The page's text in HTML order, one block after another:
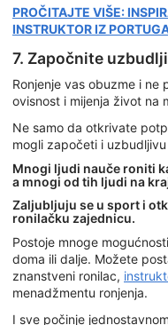
PROČITAJTE VIŠE:
INSTRUKTOR IZ
7. Započnite
Ronjenje vas obuzme i ne
ovisnost i mijenja život na
Ne samo da otkrivate
mogli započeti i
Mnogi ljudi nauče roniti
a mnogi od tih ljudi na
Zaljubljuju se u sport i
ronilačku zajednicu.
Postoje mnoge
doma ili dalje. Možete
znanstveni ronilac,
menadžmentu ronjenja.
I sve počinje